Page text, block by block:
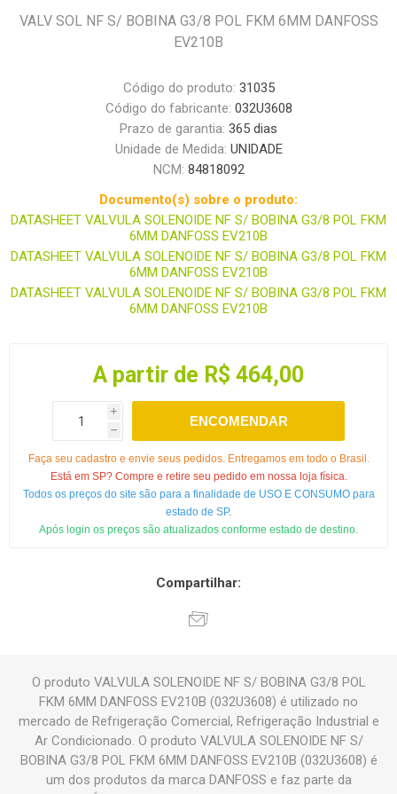
VALV SOL NF S/ BOBINA G3/8 POL FKM 6MM DANFOSS
EV210B
Código do produto: 31035
Código do fabricante: 032U3608
Prazo de garantia: 365 dias
Unidade de Medida: UNIDADE
NCM: 84818092
Documento(s) sobre o produto:
DATASHEET VALVULA SOLENOIDE NF S/ BOBINA G3/8 POL FKM
6MM DANFOSS EV210B
DATASHEET VALVULA SOLENOIDE NF S/ BOBINA G3/8 POL FKM
6MM DANFOSS EV210B
DATASHEET VALVULA SOLENOIDE NF S/ BOBINA G3/8 POL FKM
6MM DANFOSS EV210B
A partir de R$ 464,00
i
h
ENCOMENDAR
Faça seu cadastro e envie seus pedidos. Entregamos em todo o Brasil.
Está em SP? Compre e retire seu pedido em nossa loja física.
Todos os preços do site são para a finalidade de USO E CONSUMO para
estado de SP.
Após login os preços são atualizados conforme estado de destino.
Compartilhar:
O produto VALVULA SOLENOIDE NF S/ BOBINA G3/8 POL
FKM 6MM DANFOSS EV210B (032U3608) é utilizado no
mercado de Refrigeração Comercial, Refrigeração Industrial e
Ar Condicionado. O produto VALVULA SOLENOIDE NF S/
BOBINA G3/8 POL FKM 6MM DANFOSS EV210B (032U3608) é
um dos produtos da marca DANFOSS e faz parte da